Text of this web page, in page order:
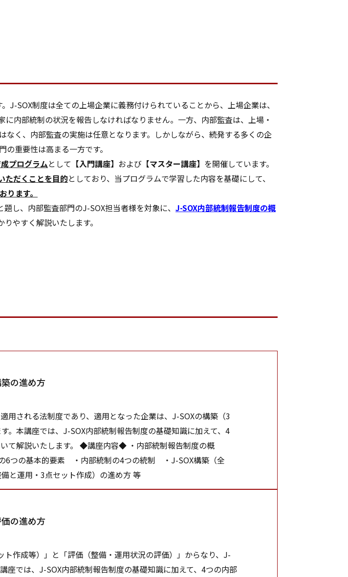
J-SOX制度は全ての上場企業に義務付けられていることから、上場企業は、
内部統制の状況を報告しなければなりません。一方、内部監査は、上場・
く、内部監査の実施は任意となります。しかしながら、続発する多くの企
重要性は高まる一方です。
プログラムとして 【入門講座】 および 【マスター講座】 を開催しています。
ただくことを目的としており、当プログラムで学習した内容を基礎にして、
ます。
題し、内部監査部門のJ-SOX担当者様を対象に、 J-SOX内部統制報告制度の概
やすく解説いたします。
の進め方
用される法制度であり、適用となった企業は、J-SOXの構築（3
。本講座では、J-SOX内部統制報告制度の基礎知識に加えて、4
て解説いたします。 ◆講座内容◆ ・内部統制報告制度の概
つの基本的要素 ・内部統制の4つの統制 ・J-SOX構築（全
と運用・3点セット作成）の進め方 等
の進め方
作成等）」と「評価（整備・運用状況の評価）」からなり、J-
座では、J-SOX内部統制報告制度の基礎知識に加えて、4つの内部